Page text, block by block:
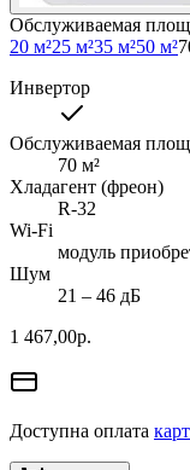
Обслуживаемая
20 м²25 м²35 м²50 м²
Инвертор
Обслуживаемая
70 м²
Хладагент (фреон)
R-32
Wi-Fi
модуль
Шум
21 ‒ 46 дБ
1 467,00р.
Доступна оплата